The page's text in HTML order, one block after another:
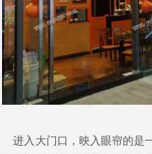
进入大门口，映入眼帘的是